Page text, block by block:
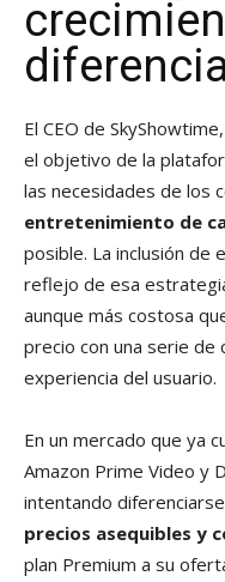
El CEO de SkyShowtime,
el objetivo de la
las necesidades de los
entretenimiento de
posible. La inclusión de
reflejo de esa
aunque más costosa
precio con una serie de
experiencia del usuario.
En un mercado que ya
Amazon Prime Video y
intentando
precios asequibles y
plan Premium a su